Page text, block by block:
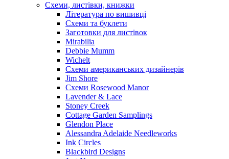
Схеми, листівки, книжки
Література по вишивці
Схеми та буклети
Заготовки для листівок
Mirabilia
Debbie Mumm
Wichelt
Схеми американських дизайнерів
Jim Shore
Cхеми Rosewood Manor
Lavender & Lace
Stoney Creek
Cottage Garden Samplings
Glendon Place
Alessandra Adelaide Needleworks
Ink Circles
Blackbird Designs